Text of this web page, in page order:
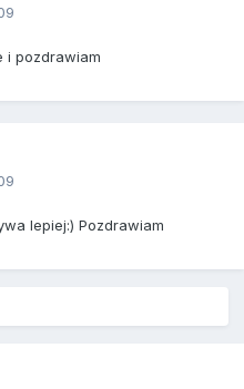
i pozdrawiam
lepiej:) Pozdrawiam